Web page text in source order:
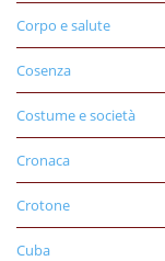
Corpo e salute
Cosenza
Costume e società
Cronaca
Crotone
Cuba